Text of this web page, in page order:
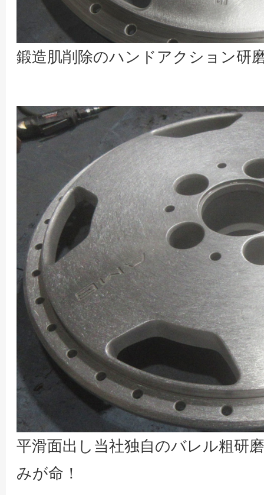
鍛造肌削除のハンドアクション研
平滑面出し当社独自のバレル粗研
みが命！